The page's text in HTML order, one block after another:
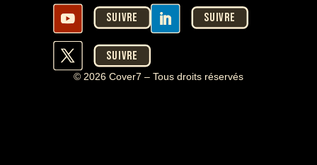
Suivre Suivre
Suivre
© 2026 Cover7 – Tous droits réservés